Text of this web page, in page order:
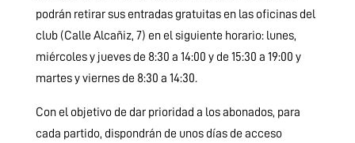
podrán retirar sus entradas gratuitas en las oficinas del
club (Calle Alcañiz, 7) en el siguiente horario: lunes,
miércoles y jueves de 8:30 a 14:00 y de 15:30 a 19:00 y
martes y viernes de 8:30 a 14:30.
Con el objetivo de dar prioridad a los abonados, para
cada partido, dispondrán de unos días de acceso